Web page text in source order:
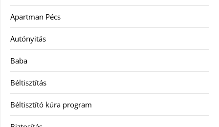
Apartman Pécs
Autónyitás
Baba
Béltisztítás
Béltisztító kúra program